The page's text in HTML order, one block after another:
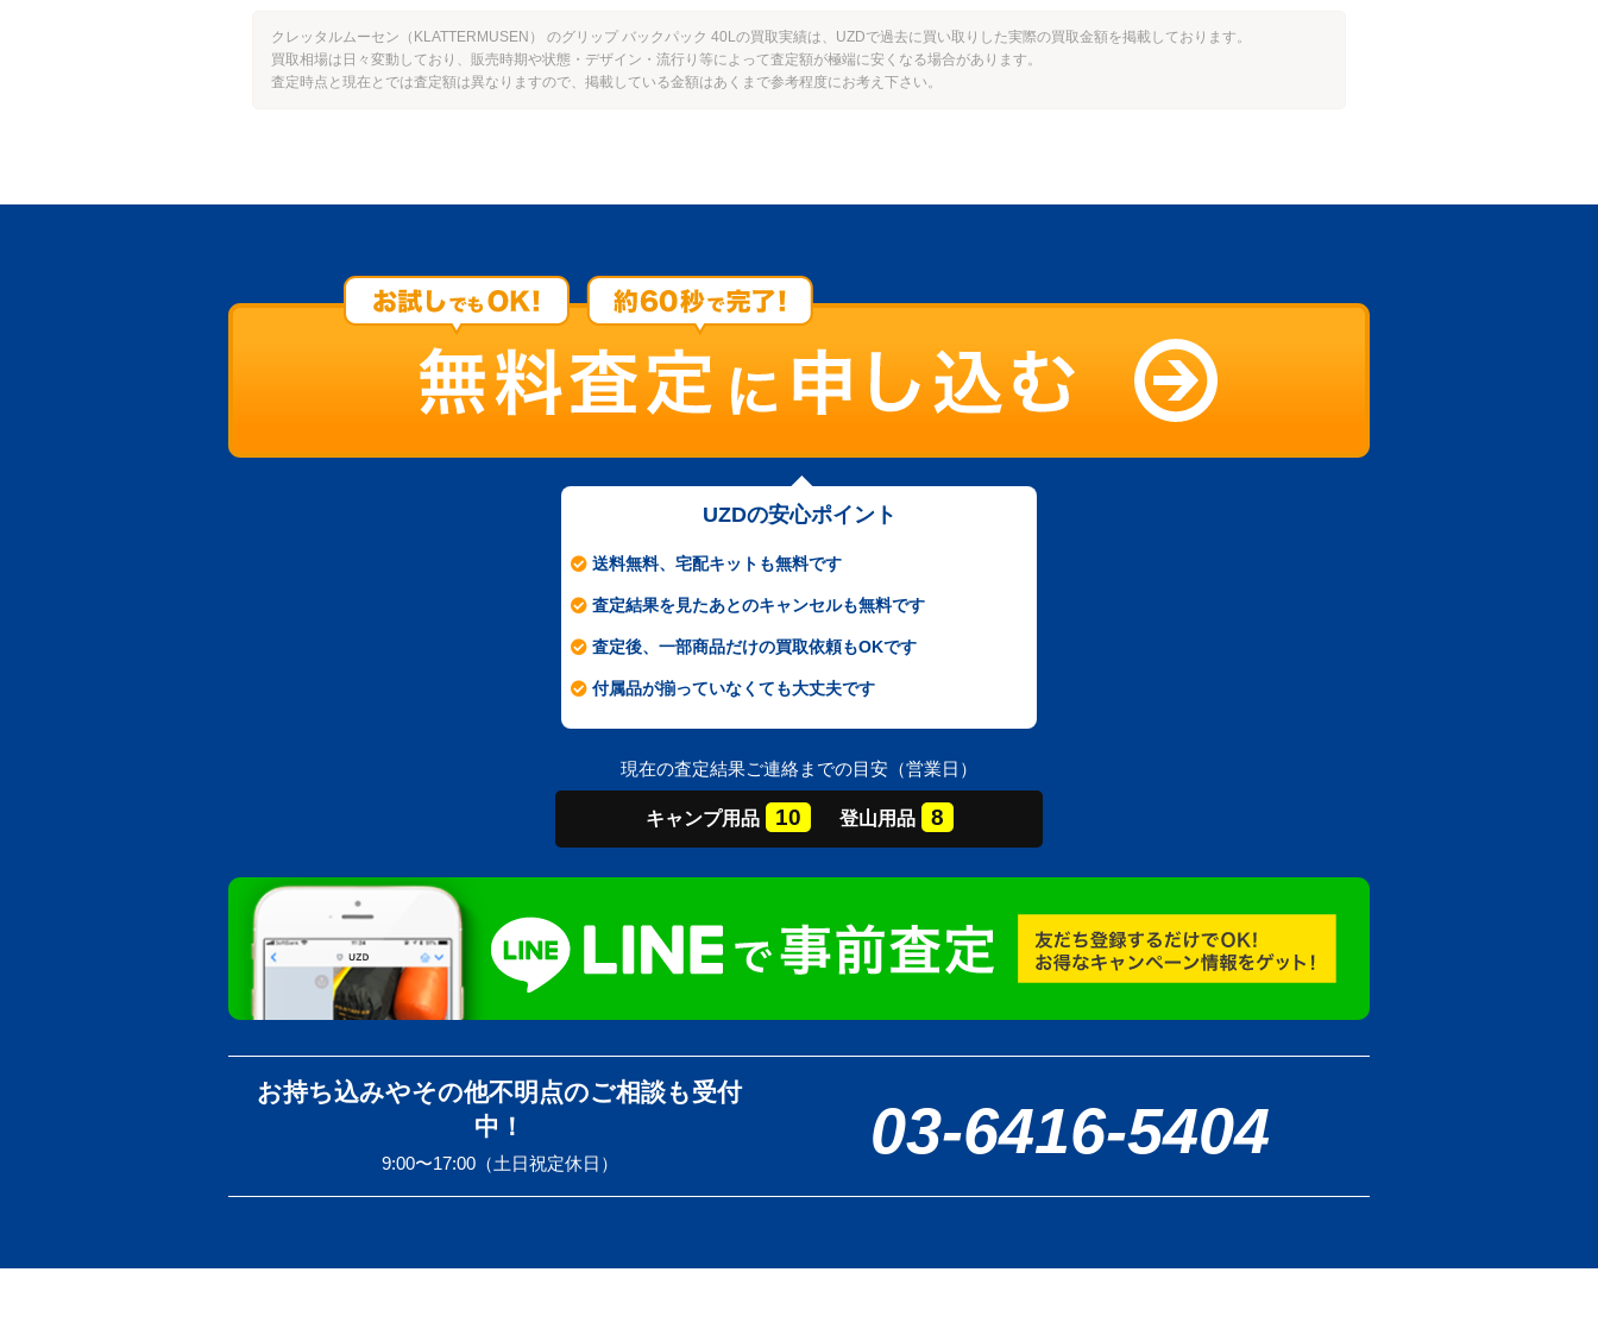
クレッタルムーセン（KLATTERMUSEN） のグリップ バックパック 40Lの買取実績は、UZDで過去に買い取りした実際の買取金額を掲載しております。
買取相場は日々変動しており、販売時期や状態・デザイン・流行り等によって査定額が極端に安くなる場合があります。
査定時点と現在とでは査定額は異なりますので、掲載している金額はあくまで参考程度にお考え下さい。
UZDの安心ポイント
送料無料、宅配キットも無料です
査定結果を見たあとのキャンセルも無料です
査定後、一部商品だけの買取依頼もOKです
付属品が揃っていなくても大丈夫です
現在の査定結果ご連絡までの目安（営業日）
キャンプ用品 10 登山用品 8
お持ち込みやその他不明点のご相談も受付
中！
9:00〜17:00（土日祝定休日） 03-6416-5404